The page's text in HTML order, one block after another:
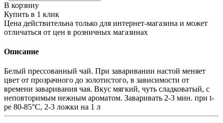
В корзину
Купить в 1 клик
Цена действительна только для интернет-магазина и может
отличаться от цен в розничных магазинах
Описание
Белый прессованный чай. При заваривании настой меняет
цвет от прозрачного до золотистого, в зависимости от
времени заваривания чая. Вкус мягкий, чуть сладковатый, с
неповторимым нежным ароматом. Заваривать 2-3 мин. при t-
ре 80-85°С, 2-3 ложки на 1 л